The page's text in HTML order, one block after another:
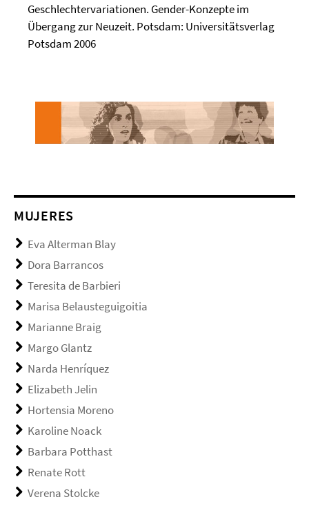
Geschlechtervariationen. Gender-Konzepte im
Übergang zur Neuzeit. Potsdam: Universitätsverlag
Potsdam 2006
MUJERES
Eva Alterman Blay
Dora Barrancos
Teresita de Barbieri
Marisa Belausteguigoitia
Marianne Braig
Margo Glantz
Narda Henríquez
Elizabeth Jelin
Hortensia Moreno
Karoline Noack
Barbara Potthast
Renate Rott
Verena Stolcke